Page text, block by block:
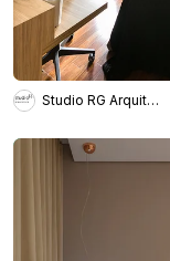
Studio RG Arquitetura